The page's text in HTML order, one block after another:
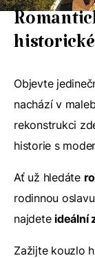
Objevte
nachází v
rekonstrukci
historie s
Ať už hledáte
rodinnou
najdete ideální
Zažijte kouzlo